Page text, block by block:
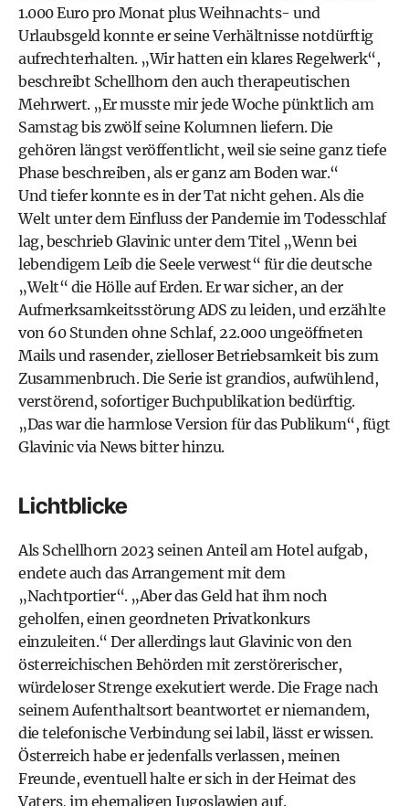
1.000 Euro pro Monat plus Weihnachts- und
Urlaubsgeld konnte er seine Verhältnisse notdürftig
aufrechterhalten. „Wir hatten ein klares Regelwerk“,
beschreibt Schellhorn den auch therapeutischen
Mehrwert. „Er musste mir jede Woche pünktlich am
Samstag bis zwölf seine Kolumnen liefern. Die
gehören längst veröffentlicht, weil sie seine ganz tiefe
Phase beschreiben, als er ganz am Boden war.“
Und tiefer konnte es in der Tat nicht gehen. Als die
Welt unter dem Einfluss der Pandemie im Todesschlaf
lag, beschrieb Glavinic unter dem Titel „Wenn bei
lebendigem Leib die Seele verwest“ für die deutsche
„Welt“ die Hölle auf Erden. Er war sicher, an der
Aufmerksamkeitsstörung ADS zu leiden, und erzählte
von 60 Stunden ohne Schlaf, 22.000 ungeöffneten
Mails und rasender, zielloser Betriebsamkeit bis zum
Zusammenbruch. Die Serie ist grandios, aufwühlend,
verstörend, sofortiger Buchpublikation bedürftig.
„Das war die harmlose Version für das Publikum“, fügt
Glavinic via News bitter hinzu.
Lichtblicke
Als Schellhorn 2023 seinen Anteil am Hotel aufgab,
endete auch das Arrangement mit dem
„Nachtportier“. „Aber das Geld hat ihm noch
geholfen, einen geordneten Privatkonkurs
einzuleiten.“ Der allerdings laut Glavinic von den
österreichischen Behörden mit zerstörerischer,
würdeloser Strenge exekutiert werde. Die Frage nach
seinem Aufenthaltsort beantwortet er niemandem,
die telefonische Verbindung sei labil, lässt er wissen.
Österreich habe er jedenfalls verlassen, meinen
Freunde, eventuell halte er sich in der Heimat des
Vaters, im ehemaligen Jugoslawien auf.